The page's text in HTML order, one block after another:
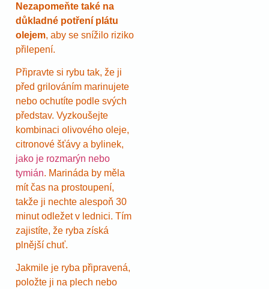
Nezapomeňte také na
důkladné potření plátu
olejem, aby se snížilo riziko
přilepení.
Připravte si rybu tak, že ji
před grilováním marinujete
nebo ochutíte podle svých
představ. Vyzkoušejte
kombinaci olivového oleje,
citronové šťávy a bylinek,
jako je rozmarýn nebo
tymián. Marináda by měla
mít čas na prostoupení,
takže ji nechte alespoň 30
minut odležet v lednici. Tím
zajistíte, že ryba získá
plnější chuť.
Jakmile je ryba připravená,
položte ji na plech nebo